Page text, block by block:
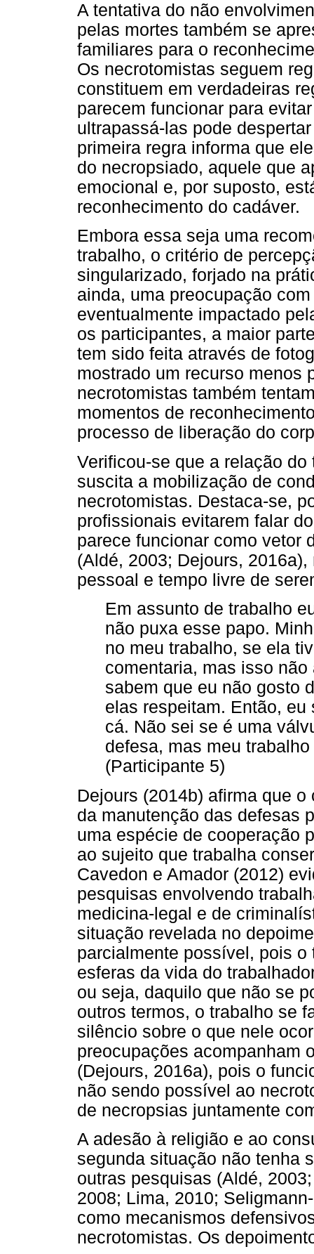
A tentativa do não
pelas mortes também se
familiares para o
Os necrotomistas seguem
constituem em verdadeiras
parecem funcionar para
ultrapassá-las pode
primeira regra informa que
do necropsiado, aquele que
emocional e, por suposto,
reconhecimento do cadáver.
Embora essa seja uma
trabalho, o critério de
singularizado, forjado na
ainda, uma preocupação
eventualmente impactado
os participantes, a maior
tem sido feita através de
mostrado um recurso menos
necrotomistas também
momentos de
processo de liberação do
Verificou-se que a relação
suscita a mobilização de
necrotomistas. Destaca-se,
profissionais evitarem falar
parece funcionar como vetor
(Aldé, 2003; Dejours,
pessoal e tempo livre de
Em assunto de trabalho
não puxa esse papo.
no meu trabalho, se ela
comentaria, mas isso
sabem que eu não gosto
elas respeitam. Então,
cá. Não sei se é uma
defesa, mas meu
(Participante 5)
Dejours (2014b) afirma que
da manutenção das defesas
uma espécie de cooperação
ao sujeito que trabalha
Cavedon e Amador (2012)
pesquisas envolvendo
medicina-legal e de
situação revelada no
parcialmente possível, pois
esferas da vida do
ou seja, daquilo que não se
outros termos, o trabalho se
silêncio sobre o que nele
preocupações acompanham
(Dejours, 2016a), pois o
não sendo possível ao
de necropsias juntamente
A adesão à religião e ao
segunda situação não tenha
outras pesquisas (Aldé,
2008; Lima, 2010;
como mecanismos
necrotomistas. Os